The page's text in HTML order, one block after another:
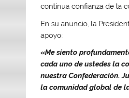
continua confianza de la
En su anuncio, la
apoyo:
«Me siento
cada uno de ustedes la
nuestra Confederación.
la comunidad global de